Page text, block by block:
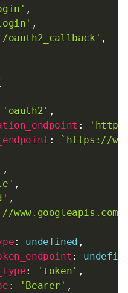
,
,
oauth2_callback' ,
'oauth2' ,
:
: ` https://
,
,
,
: undefined ,
:
: 'token' ,
: 'Bearer' ,